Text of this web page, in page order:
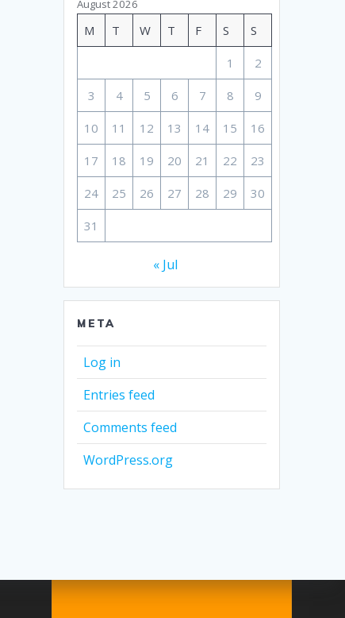
August 2026
M T W T F S S
1 2
3 4 5 6 7 8 9
10 11 12 13 14 15 16
17 18 19 20 21 22 23
24 25 26 27 28 29 30
31
« Jul
META
Log in
Entries feed
Comments feed
WordPress.org